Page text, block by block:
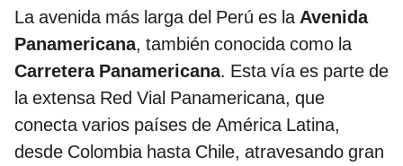
La avenida más larga del Perú es la Avenida
Panamericana, también conocida como la
Carretera Panamericana. Esta vía es parte de
la extensa Red Vial Panamericana, que
conecta varios países de América Latina,
desde Colombia hasta Chile, atravesando gran